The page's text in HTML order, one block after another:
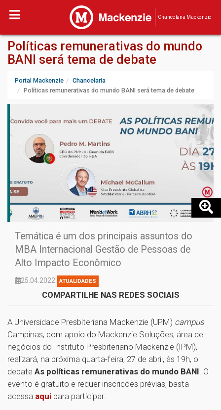
Chancelaria Mackenzie
Políticas remunerativas do mundo
BANI será tema de debate
Portal Mackenzie
Chancelaria
Políticas remunerativas do mundo BANI será tema de debate
Temática é um dos principais assuntos do
MBA Internacional Gestão de Pessoas de
Alto Impacto Econômico
25.04.2022 ATUALIDADES
COMPARTILHE NAS REDES SOCIAIS
A Universidade Presbiteriana Mackenzie (UPM) campus
Campinas, com apoio do Mackenzie Soluções, área de
negócios do Instituto Presbiteriano Mackenzie (IPM),
realizará, na próxima quarta-feira, 27 de abril, às 19h, o
debate As políticas remunerativas do mundo BANI . O
evento é gratuito e requer inscrições prévias, basta
acessa aqui para participar.